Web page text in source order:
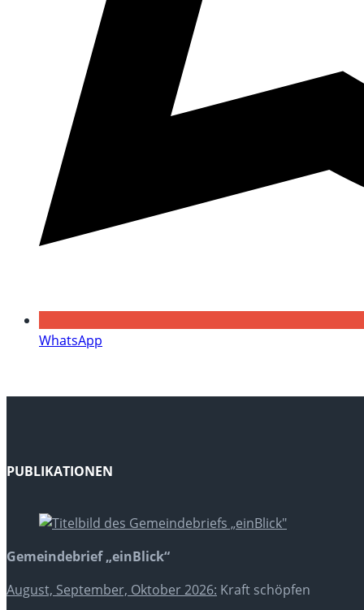
WhatsApp
PUBLIKATIONEN
Gemeindebrief „einBlick“
August, September, Oktober 2026: Kraft schöpfen